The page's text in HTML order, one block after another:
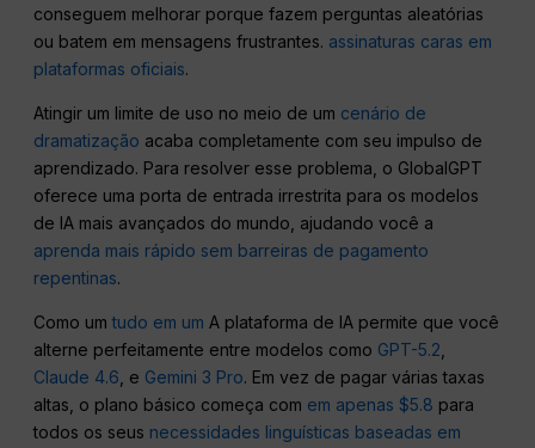
conseguem melhorar porque fazem perguntas aleatórias
ou batem em mensagens frustrantes. assinaturas caras em
plataformas oficiais.
Atingir um limite de uso no meio de um cenário de
dramatização acaba completamente com seu impulso de
aprendizado. Para resolver esse problema, o GlobalGPT
oferece uma porta de entrada irrestrita para os modelos
de IA mais avançados do mundo, ajudando você a
aprenda mais rápido sem barreiras de pagamento
repentinas.
Como umtudo em um A plataforma de IA permite que você
alterne perfeitamente entre modelos como GPT-5.2,
Claude 4.6, e Gemini 3 Pro. Em vez de pagar várias taxas
altas, o plano básico começa com em apenas $5.8 para
todos os seus necessidades linguísticas baseadas em